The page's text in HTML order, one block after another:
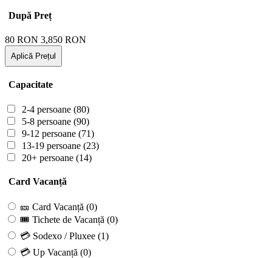
După Preț
80 RON 3,850 RON
Aplică Prețul
Capacitate
2-4 persoane (80)
5-8 persoane (90)
9-12 persoane (71)
13-19 persoane (23)
20+ persoane (14)
Card Vacanță
🎫 Card Vacanță (0)
🎟 Tichete de Vacanță (0)
💳 Sodexo / Pluxee (1)
💳 Up Vacanță (0)